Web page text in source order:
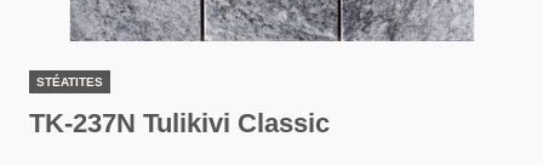
STÉATITES
TK-237N Tulikivi Classic